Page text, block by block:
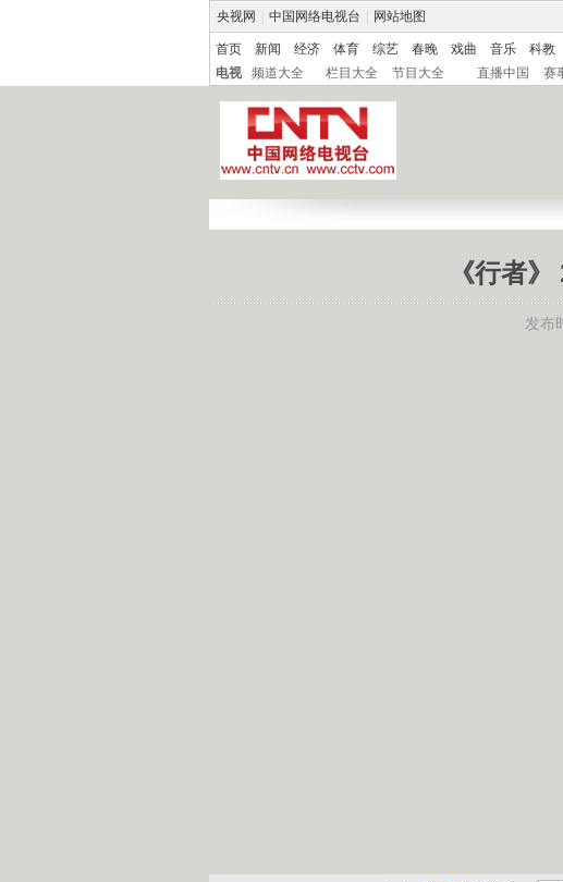
央视网 中国网络电视台 网站地图
首页 新闻 经济 体育 综艺 春晚 戏曲 音乐 科教
电视
频道大全 栏目大全 节目大全 直播中国 赛
《行者
发布